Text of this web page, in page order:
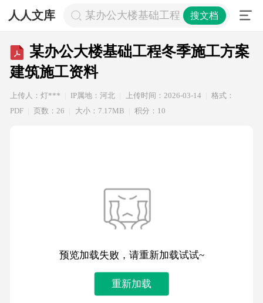
人人文库 某办公大楼基础工程冬季施工方案建
搜文档
某办公大楼基础工程冬季施工方案
建筑施工资料
上传人：灯*** IP属地：河北 上传时间：2026-03-14
格式：
PDF
页数：26 大小：7.17MB 积分：10
预览加载失败，请重新加载试试~
重新加载